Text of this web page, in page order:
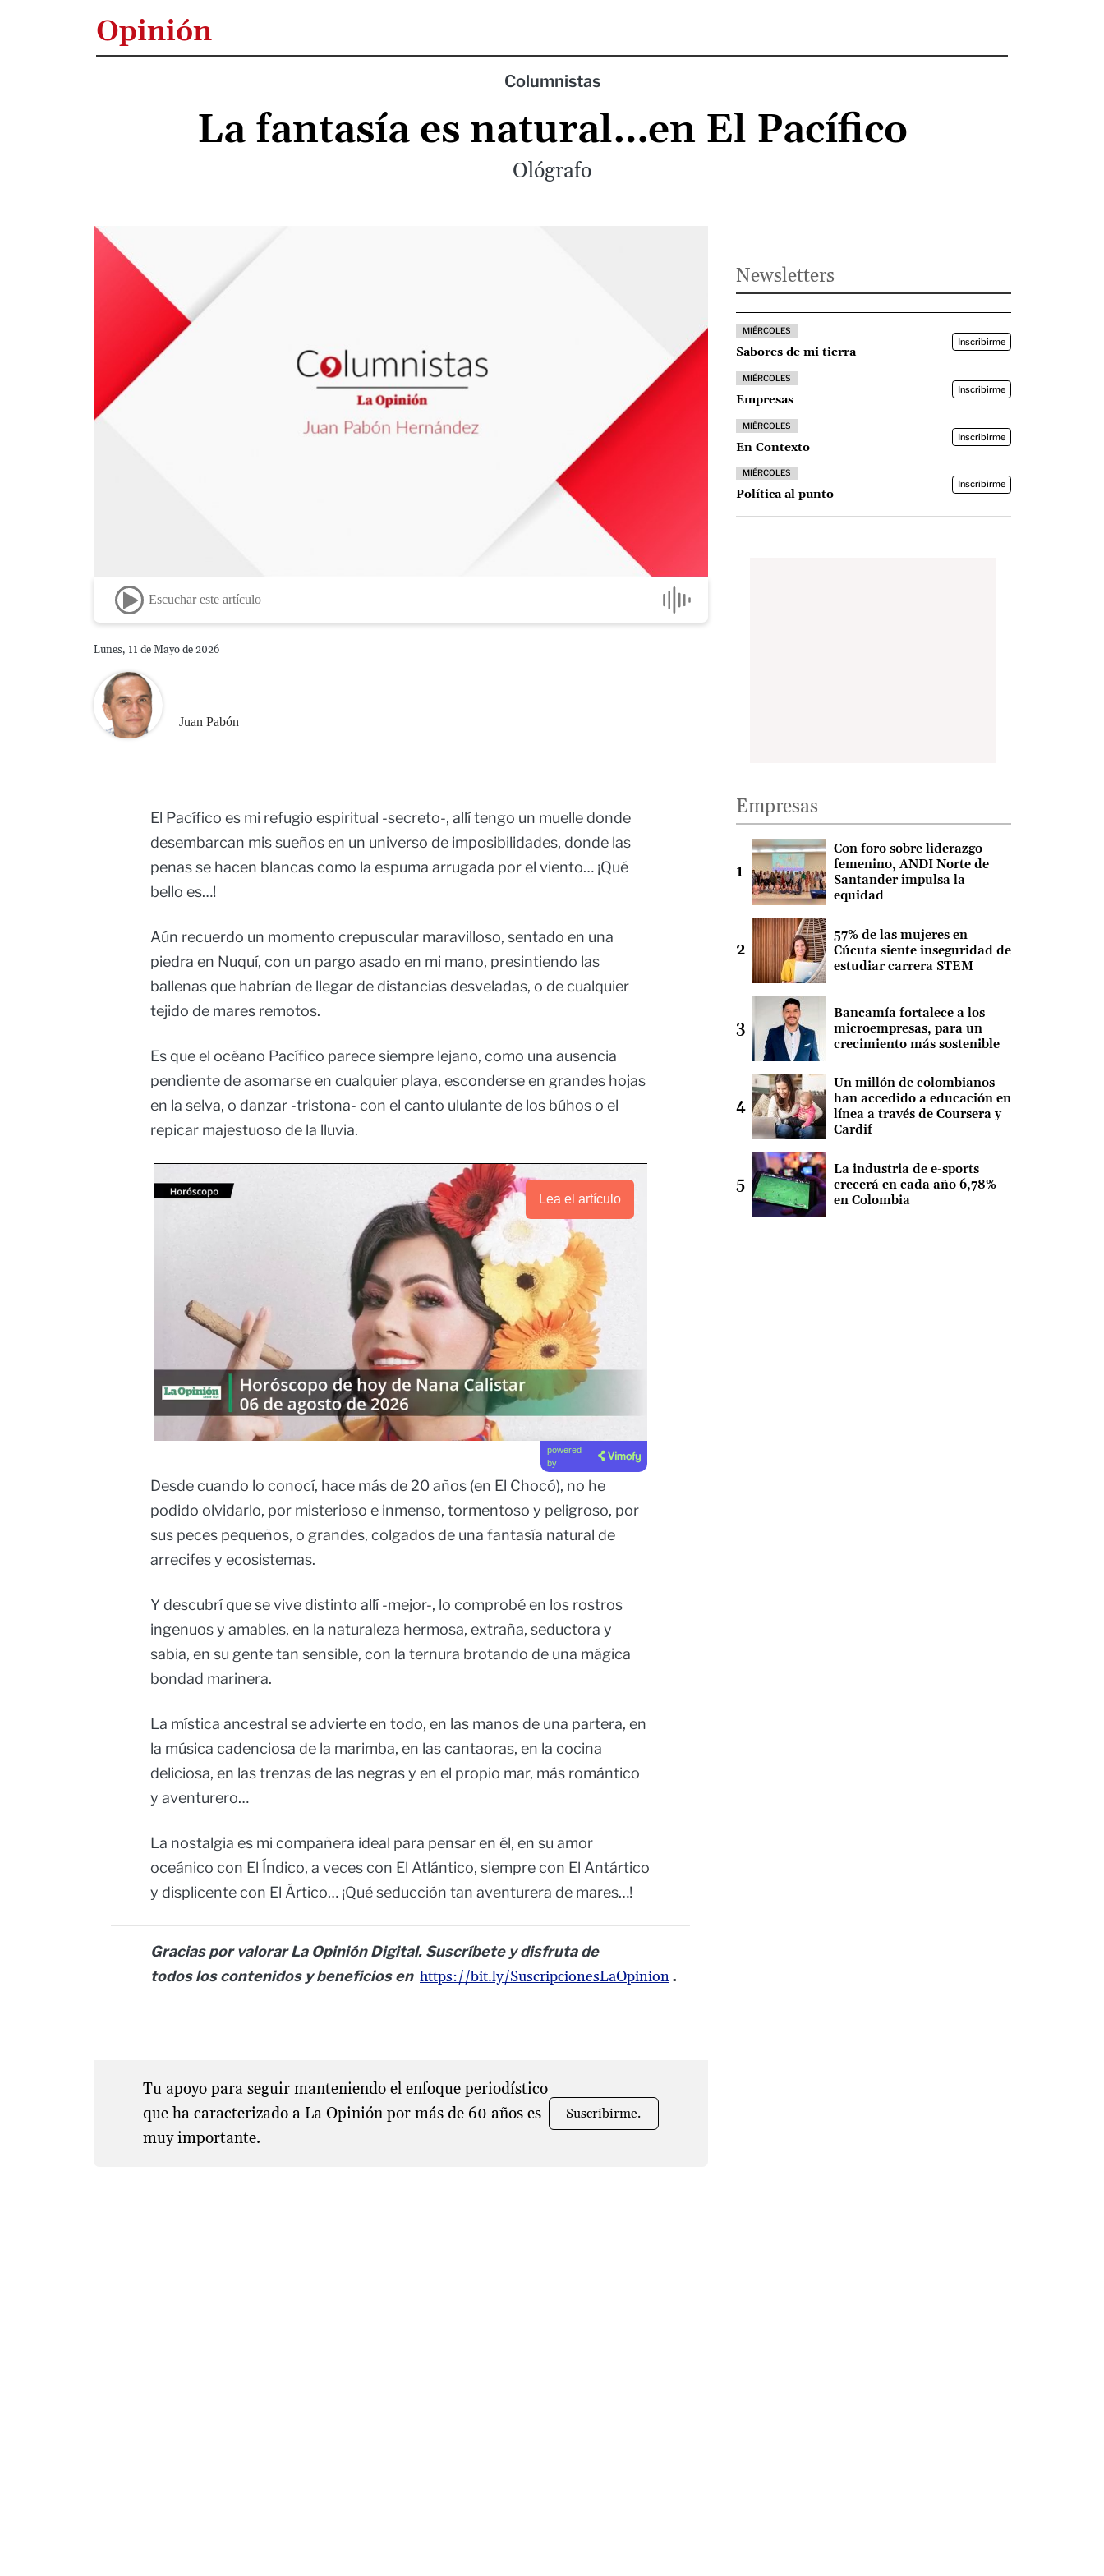
Opinión
Columnistas
La fantasía es natural…en El Pacífico
Ológrafo
Escuchar este artículo
Lunes, 11 de Mayo de 2026
Juan Pabón
El Pacífico es mi refugio espiritual -secreto-, allí tengo un muelle donde
desembarcan mis sueños en un universo de imposibilidades, donde las
penas se hacen blancas como la espuma arrugada por el viento… ¡Qué
bello es…!
Aún recuerdo un momento crepuscular maravilloso, sentado en una
piedra en Nuquí, con un pargo asado en mi mano, presintiendo las
ballenas que habrían de llegar de distancias desveladas, o de cualquier
tejido de mares remotos.
Es que el océano Pacífico parece siempre lejano, como una ausencia
pendiente de asomarse en cualquier playa, esconderse en grandes hojas
en la selva, o danzar -tristona- con el canto ululante de los búhos o el
repicar majestuoso de la lluvia.
Lea el artículo
powered
by
Desde cuando lo conocí, hace más de 20 años (en El Chocó), no he
podido olvidarlo, por misterioso e inmenso, tormentoso y peligroso, por
sus peces pequeños, o grandes, colgados de una fantasía natural de
arrecifes y ecosistemas.
Y descubrí que se vive distinto allí -mejor-, lo comprobé en los rostros
ingenuos y amables, en la naturaleza hermosa, extraña, seductora y
sabia, en su gente tan sensible, con la ternura brotando de una mágica
bondad marinera.
La mística ancestral se advierte en todo, en las manos de una partera, en
la música cadenciosa de la marimba, en las cantaoras, en la cocina
deliciosa, en las trenzas de las negras y en el propio mar, más romántico
y aventurero…
La nostalgia es mi compañera ideal para pensar en él, en su amor
oceánico con El Índico, a veces con El Atlántico, siempre con El Antártico
y displicente con El Ártico… ¡Qué seducción tan aventurera de mares…!
Gracias por valorar La Opinión Digital. Suscríbete y disfruta de
todos los contenidos y beneficios en https://bit.ly/SuscripcionesLaOpinion.
Tu apoyo para seguir manteniendo el enfoque periodístico
que ha caracterizado a La Opinión por más de 60 años es
muy importante.
Suscribirme.
Newsletters
MIÉRCOLES
Sabores de mi tierra
Inscribirme
MIÉRCOLES
Empresas
Inscribirme
MIÉRCOLES
En Contexto
Inscribirme
MIÉRCOLES
Política al punto
Inscribirme
Empresas
Con foro sobre liderazgo
femenino, ANDI Norte de
Santander impulsa la
equidad
57% de las mujeres en
Cúcuta siente inseguridad de
estudiar carrera STEM
Bancamía fortalece a los
microempresas, para un
crecimiento más sostenible
Un millón de colombianos
han accedido a educación en
línea a través de Coursera y
Cardif
La industria de e-sports
crecerá en cada año 6,78%
en Colombia